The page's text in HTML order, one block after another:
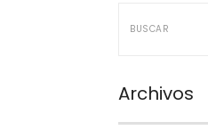
Archivos